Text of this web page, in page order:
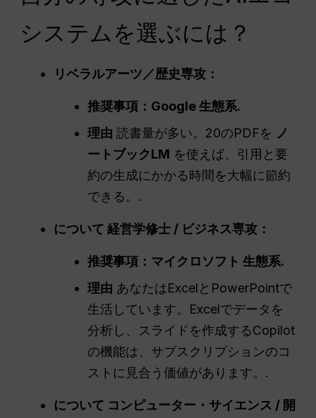
システムを選ぶには？
リベラルアーツ／歴史専攻：
推奨事項： Google生態系.
理由 読書量が多い。20のPDFを ノ
ートブックLM を使えば、引用と要
約の生成にかかる時間を大幅に節約
できる。.
について経営学修士 / ビジネス専攻：
推奨事項： マイクロソフト生態系.
理由 あなたはExcelとPowerPointで
生活しています。Excelでデータを
分析し、スライドを作成するCopilot
の機能は、サブスクリプションのコ
ストに見合う価値があります。.
について コンピューター・サイエンス / 開